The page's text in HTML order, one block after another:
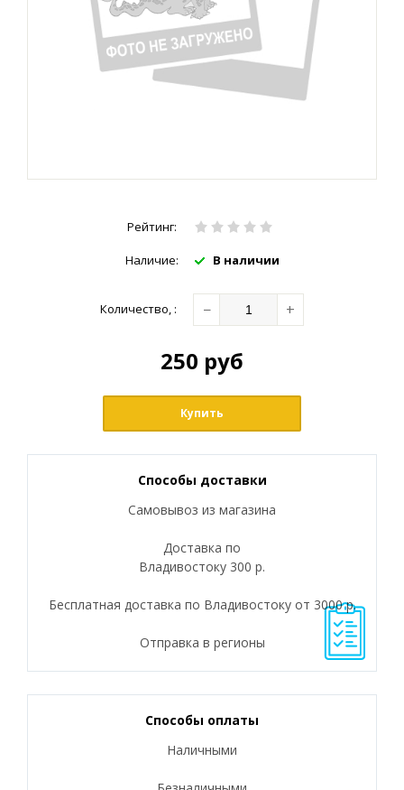
Рейтинг:
Наличие: В наличии
Количество, : − +
250 руб
Купить
Способы доставки
Самовывоз из магазина
Доставка по
Владивостоку 300 р.
Бесплатная доставка по Владивостоку от 3000 р.
Отправка в регионы
Способы оплаты
Наличными